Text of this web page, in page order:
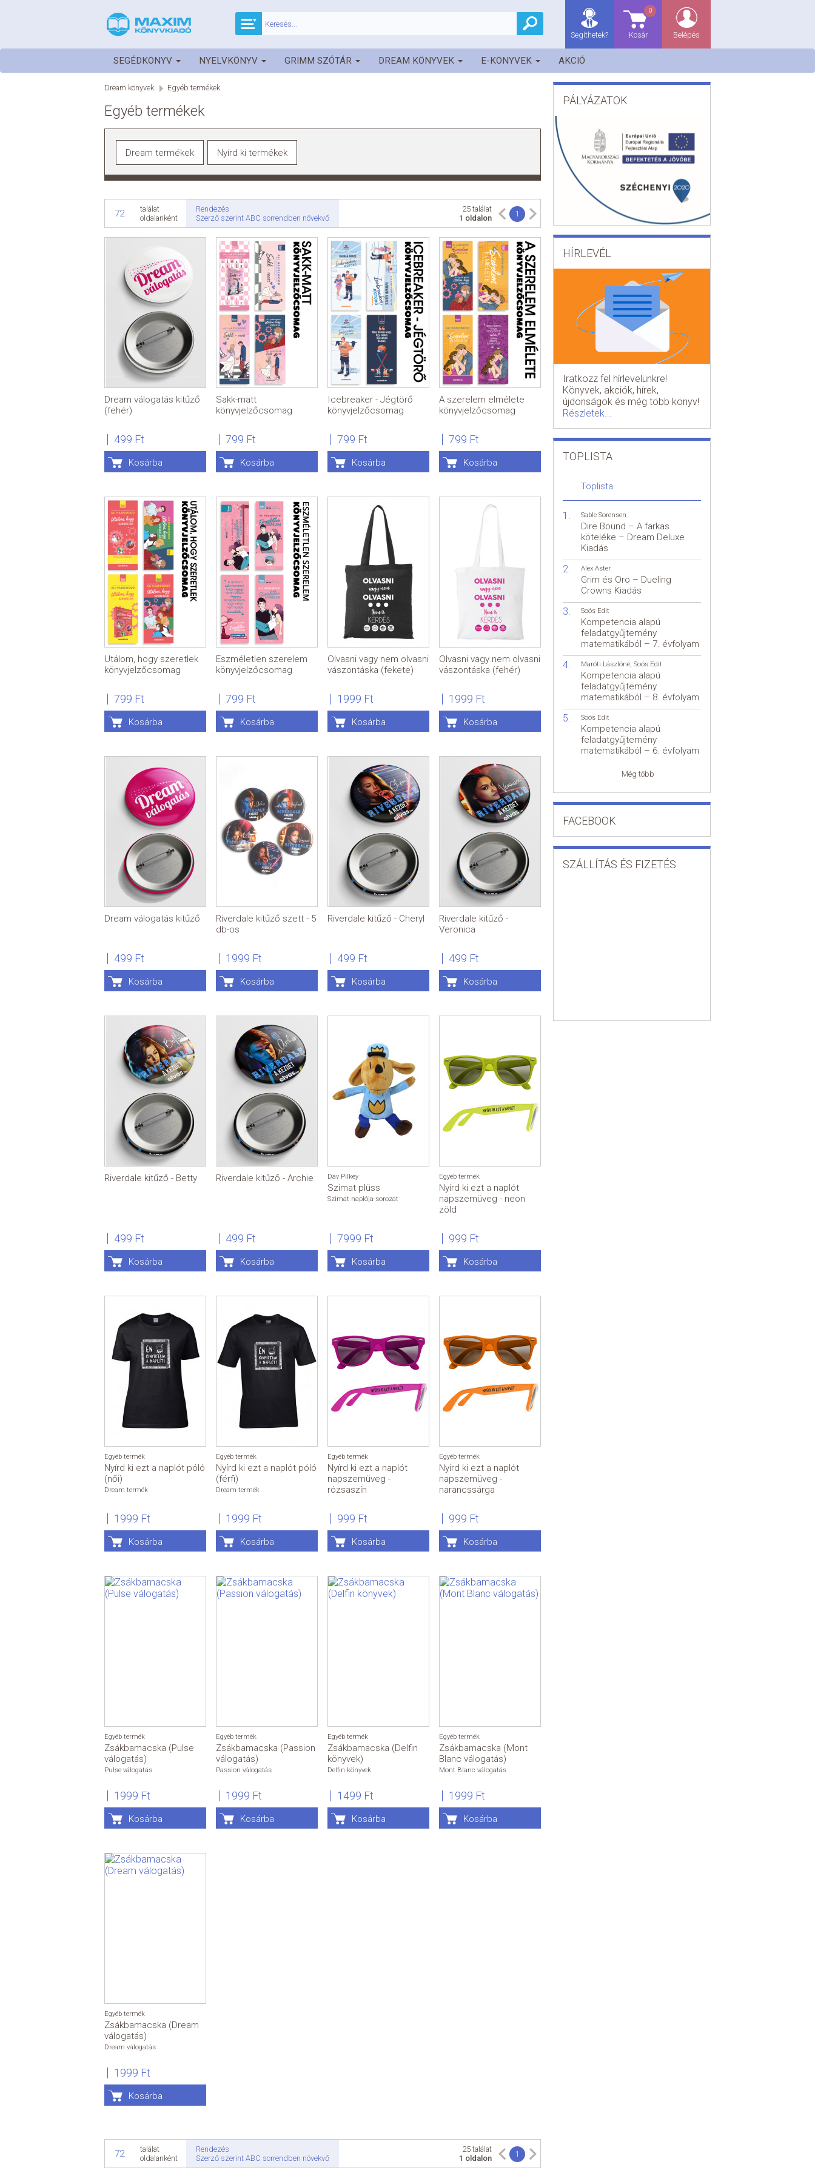
Belépés
Kosár
0
Segíthetek?
SEGÉDKÖNYV NYELVKÖNYV GRIMM SZÓTÁR DREAM KÖNYVEK E-KÖNYVEK AKCIÓ
Dream könyvek Egyéb termékek
Egyéb termékek
Dream termékek Nyírd ki termékek
72
találat
oldalanként
Rendezés
Szerző szerint ABC sorrendben növekvő
1
25 találat
1 oldalon
Dream válogatás kitűző
(fehér)
499 Ft
Kosárba
Sakk-matt
könyvjelzőcsomag
799 Ft
Kosárba
Icebreaker - Jégtörő
könyvjelzőcsomag
799 Ft
Kosárba
A szerelem elmélete
könyvjelzőcsomag
799 Ft
Kosárba
Utálom, hogy szeretlek
könyvjelzőcsomag
799 Ft
Kosárba
Eszméletlen szerelem
könyvjelzőcsomag
799 Ft
Kosárba
Olvasni vagy nem olvasni
vászontáska (fekete)
1999 Ft
Kosárba
Olvasni vagy nem olvasni
vászontáska (fehér)
1999 Ft
Kosárba
Dream válogatás kitűző
499 Ft
Kosárba
Riverdale kitűző szett - 5
db-os
1999 Ft
Kosárba
Riverdale kitűző - Cheryl
499 Ft
Kosárba
Riverdale kitűző -
Veronica
499 Ft
Kosárba
Riverdale kitűző - Betty
499 Ft
Kosárba
Riverdale kitűző - Archie
499 Ft
Kosárba
Dav Pilkey
Szimat plüss
Szimat naplója-sorozat
7999 Ft
Kosárba
Egyéb termék
Nyírd ki ezt a naplót
napszemüveg - neon
zöld
999 Ft
Kosárba
Egyéb termék
Nyírd ki ezt a naplót póló
(női)
Dream termék
1999 Ft
Kosárba
Egyéb termék
Nyírd ki ezt a naplót póló
(férfi)
Dream termék
1999 Ft
Kosárba
Egyéb termék
Nyírd ki ezt a naplót
napszemüveg -
rózsaszín
999 Ft
Kosárba
Egyéb termék
Nyírd ki ezt a naplót
napszemüveg -
narancssárga
999 Ft
Kosárba
Egyéb termék
Zsákbamacska (Pulse
válogatás)
Pulse válogatás
1999 Ft
Kosárba
Egyéb termék
Zsákbamacska (Passion
válogatás)
Passion válogatás
1999 Ft
Kosárba
Egyéb termék
Zsákbamacska (Delfin
könyvek)
Delfin könyvek
1499 Ft
Kosárba
Egyéb termék
Zsákbamacska (Mont
Blanc válogatás)
Mont Blanc válogatás
1999 Ft
Kosárba
Egyéb termék
Zsákbamacska (Dream
válogatás)
Dream válogatás
1999 Ft
Kosárba
72
találat
oldalanként
Rendezés
Szerző szerint ABC sorrendben növekvő
1
25 találat
1 oldalon
PÁLYÁZATOK
HÍRLEVÉL
Iratkozz fel hírlevelünkre!
Könyvek, akciók, hírek,
újdonságok és még több könyv!
Részletek...
TOPLISTA
Toplista
Sable Sorensen
Dire Bound – A farkas
köteléke – Dream Deluxe
Kiadás
Alex Aster
Grim és Oro – Dueling
Crowns Kiadás
Soós Edit
Kompetencia alapú
feladatgyűjtemény
matematikából – 7. évfolyam
Maróti Lászlóné, Soós Edit
Kompetencia alapú
feladatgyűjtemény
matematikából – 8. évfolyam
Soós Edit
Kompetencia alapú
feladatgyűjtemény
matematikából – 6. évfolyam
Még több
FACEBOOK
SZÁLLÍTÁS ÉS FIZETÉS